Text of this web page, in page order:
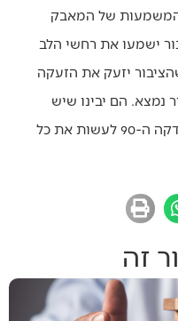
המשמעות של המאבק
ישמעו את רחשי הלב
יזעק את הזעקה
נמצא. הם יבינו שיש
כאן ציבור גדול שזה בוער בו. זו הדקה ה-90 לעשות את כל
זה